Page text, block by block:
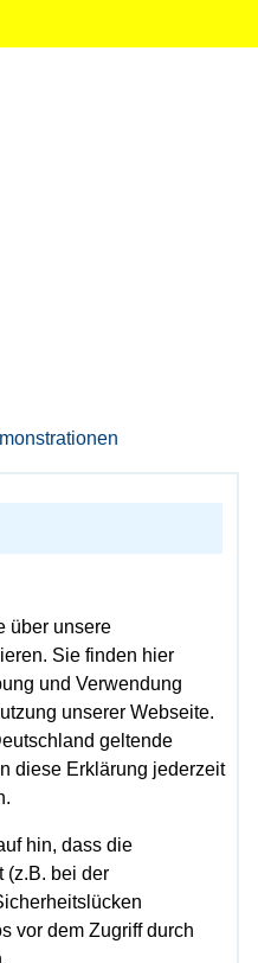
über unsere
Sie finden hier
und Verwendung
unserer Webseite.
geltende
diese Erklärung jederzeit
hin, dass die
(z.B. bei der
vor dem Zugriff durch